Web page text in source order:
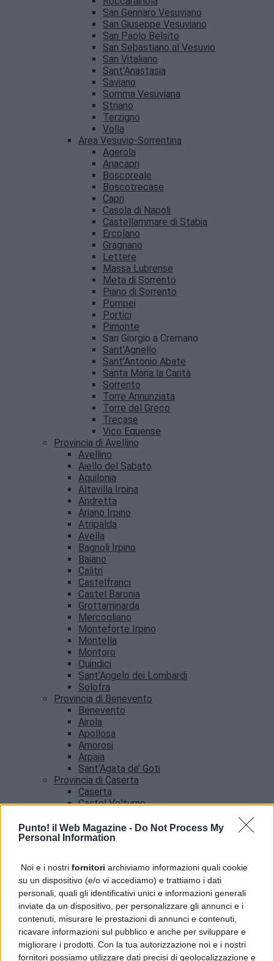
Punto! il Web Magazine - Do Not Process My
Personal Information
Noi e i nostri fornitori archiviamo informazioni quali cookie
su un dispositivo (e/o vi accediamo) e trattiamo i dati
personali, quali gli identificativi unici e informazioni generali
inviate da un dispositivo, per personalizzare gli annunci e i
contenuti, misurare le prestazioni di annunci e contenuti,
ricavare informazioni sul pubblico e anche per sviluppare e
migliorare i prodotti. Con la tua autorizzazione noi e i nostri
fornitori possiamo utilizzare dati precisi di geolocalizzazione e
San Gennaro Vesuviano
San Giuseppe Vesuviano
San Paolo Belsito
San Sebastiano al Vesuvio
San Vitaliano
Sant’Anastasia
Saviano
Somma Vesuviana
Striano
Terzigno
Volla
Area Vesuvio-Sorrentina
Agerola
Anacapri
Boscoreale
Boscotrecase
Capri
Casola di Napoli
Castellammare di Stabia
Ercolano
Gragnano
Lettere
Massa Lubrense
Meta di Sorrento
Piano di Sorrento
Pompei
Portici
Pimonte
San Giorgio a Cremano
Sant’Agnello
Sant’Antonio Abate
Santa Maria la Carità
Sorrento
Torre Annunziata
Torre del Greco
Trecase
Vico Equense
Provincia di Avellino
Avellino
Aiello del Sabato
Aquilonia
Altavilla Irpina
Andretta
Ariano Irpino
Atripalda
Avella
Bagnoli Irpino
Baiano
Calitri
Castelfranci
Castel Baronia
Grottaminarda
Mercogliano
Monteforte Irpino
Montella
Montoro
Quindici
Sant’Angelo dei Lombardi
Solofra
Provincia di Benevento
Benevento
Airola
Apollosa
Amorosi
Arpaia
Sant’Agata de’ Goti
Provincia di Caserta
Caserta
Castel Volturno
Provincia di Salerno
Salerno
Amalfi
Angri
Castellabate
News